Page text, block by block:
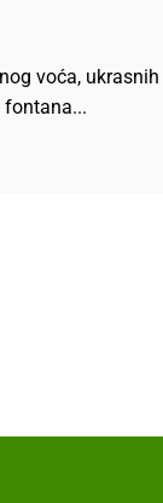
voća, ukrasnih
fontana...